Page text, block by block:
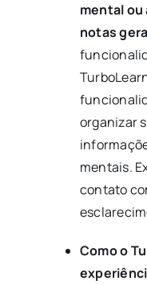
mental ou
notas
organizar
mentais.
contato
Como o